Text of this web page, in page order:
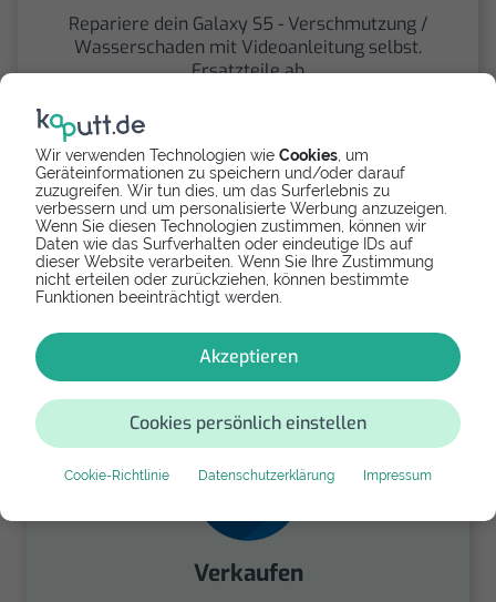
Wir verwenden Technologien wie Cookies , um
Geräteinformationen zu speichern und/oder darauf
zuzugreifen. Wir tun dies, um das Surferlebnis zu
verbessern und um personalisierte Werbung anzuzeigen.
Wenn Sie diesen Technologien zustimmen, können wir
Daten wie das Surfverhalten oder eindeutige IDs auf
dieser Website verarbeiten. Wenn Sie Ihre Zustimmung
nicht erteilen oder zurückziehen, können bestimmte
Funktionen beeinträchtigt werden.
Akzeptieren
Cookies persönlich einstellen
Cookie-Richtlinie Datenschutzerklärung Impressum
Repariere dein Galaxy S5 - Verschmutzung /
Wasserschaden mit Videoanleitung selbst.
Ersatzteile ab
Spenden
Spende Dein Gerät über
handysfuerdieumwelt.de
für einen guten Zweck.
Verkaufen